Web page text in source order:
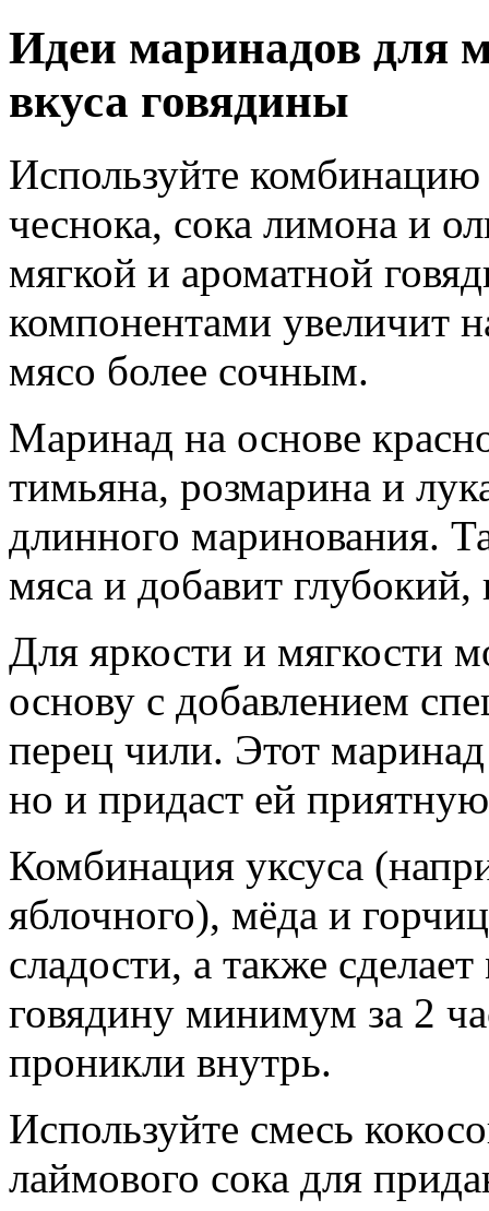
Идеи маринадов для
вкуса говядины
Используйте комбинацию
чеснока, сока лимона и
мягкой и ароматной
компонентами увеличит
мясо более сочным.
Маринад на основе
тимьяна, розмарина и
длинного маринования.
мяса и добавит
Для яркости и мягкости
основу с добавлением
перец чили. Этот маринад
но и придаст ей
Комбинация уксуса
яблочного), мёда и
сладости, а также
говядину минимум за 2
проникли внутрь.
Используйте смесь
лаймового сока для